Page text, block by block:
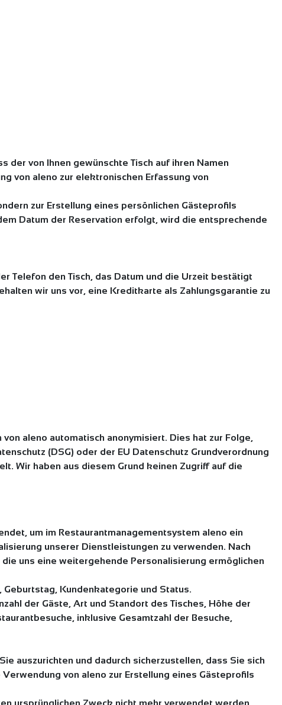
der von Ihnen gewünschte Tisch auf ihren Namen
von aleno zur elektronischen Erfassung von
zur Erstellung eines persönlichen Gästeprofils
Datum der Reservation erfolgt, wird die entsprechende
Telefon den Tisch, das Datum und die Urzeit bestätigt
wir uns vor, eine Kreditkarte als Zahlungsgarantie zu
aleno automatisch anonymisiert. Dies hat zur Folge,
(DSG) oder der EU Datenschutz Grundverordnung
Wir haben aus diesem Grund keinen Zugriff auf die
um im Restaurantmanagementsystem aleno ein
unserer Dienstleistungen zu verwenden. Nach
uns eine weitergehende Personalisierung ermöglichen
Kundenkategorie und Status.
der Gäste, Art und Standort des Tisches, Höhe der
inklusive Gesamtzahl der Besuche,
auszurichten und dadurch sicherzustellen, dass Sie sich
von aleno zur Erstellung eines Gästeprofils